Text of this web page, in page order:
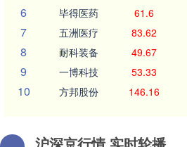
6 毕得医药 61.6
7 五洲医疗 83.62
8 耐科装备 49.67
9 一博科技 53.33
10 方邦股份 146.16
沪深京行情 实时轮播